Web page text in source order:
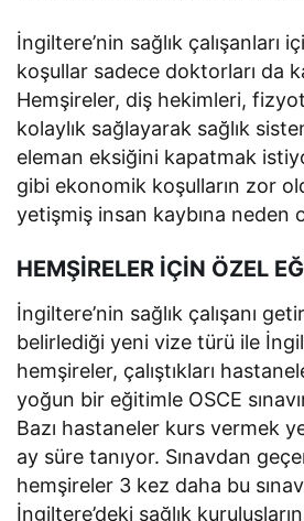
İngiltere’nin sağlık çalışanları
koşullar sadece doktorları da
Hemşireler, diş hekimleri,
kolaylık sağlayarak sağlık
eleman eksiğini kapatmak
gibi ekonomik koşulların zor
yetişmiş insan kaybına neden
HEMŞİRELER İÇİN ÖZEL
İngiltere’nin sağlık çalışanı
belirlediği yeni vize türü ile
hemşireler, çalıştıkları
yoğun bir eğitimle OSCE
Bazı hastaneler kurs vermek
ay süre tanıyor. Sınavdan
hemşireler 3 kez daha bu
İngiltere’deki sağlık